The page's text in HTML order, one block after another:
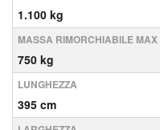
1.100 kg
MASSA RIMORCHIABILE MAX
750 kg
LUNGHEZZA
395 cm